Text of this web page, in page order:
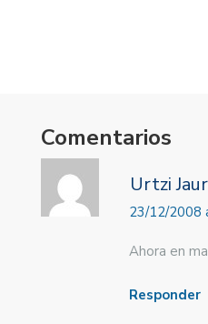
Comentarios
Urtzi
23/12/2008
Ahora en
Responder